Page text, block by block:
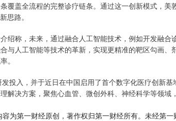
覆盖全流程的完整诊疗链条。通过这一创新模式，美
思路。
绍称，未来，通过融合人工智能技术，例如开发融合
与人工智能等技术的革新，实现更精准的靶区勾画、
。
投入，并于近日在中国启用了首个数字化医疗创新
解决方案，聚焦心血管、微创外科、神经科学等领域
为第一财经原创，著作权归第一财经所有。未经第